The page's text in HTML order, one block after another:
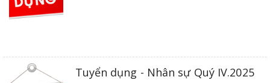
Tuyển dụng - Nhân sự Quý IV.2025